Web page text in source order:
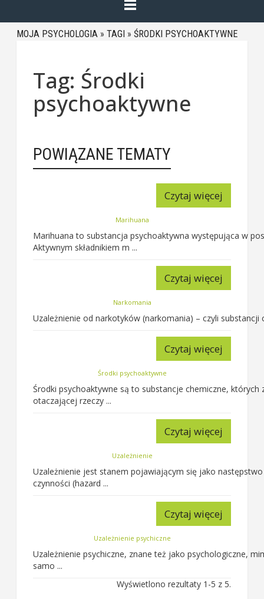
MOJA PSYCHOLOGIA » TAGI » ŚRODKI PSYCHOAKTYWNE
Tag: Środki
psychoaktywne
POWIĄZANE TEMATY
Czytaj więcej
Marihuana
Marihuana to substancja psychoaktywna występująca w
Aktywnym składnikiem m ...
Czytaj więcej
Narkomania
Uzależnienie od narkotyków (narkomania) – czyli
Czytaj więcej
Środki psychoaktywne
Środki psychoaktywne są to substancje chemiczne,
otaczającej rzeczy ...
Czytaj więcej
Uzależnienie
Uzależnienie jest stanem pojawiającym się jako
czynności (hazard ...
Czytaj więcej
Uzależnienie psychiczne
Uzależnienie psychiczne, znane też jako psychologiczne,
samo ...
Wyświetlono rezultaty 1-5 z 5.